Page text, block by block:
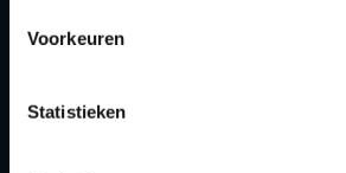
Voorkeuren
Statistieken